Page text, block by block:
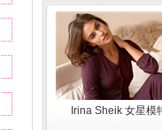
Irina Sheik 女星模